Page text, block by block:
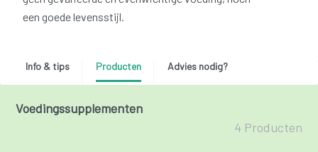
een goede levensstijl.
Info & tips Producten Advies nodig?
Voedingssupplementen
4 Producten